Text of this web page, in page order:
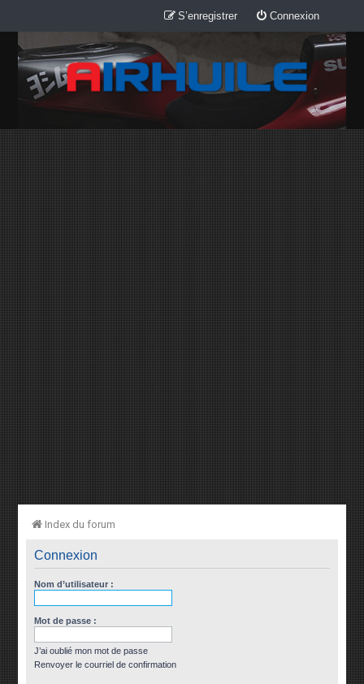
Connexion
S’enregistrer
Index du forum
Connexion
Nom d’utilisateur :
Mot de passe :
J’ai oublié mon mot de passe
Renvoyer le courriel de confirmation